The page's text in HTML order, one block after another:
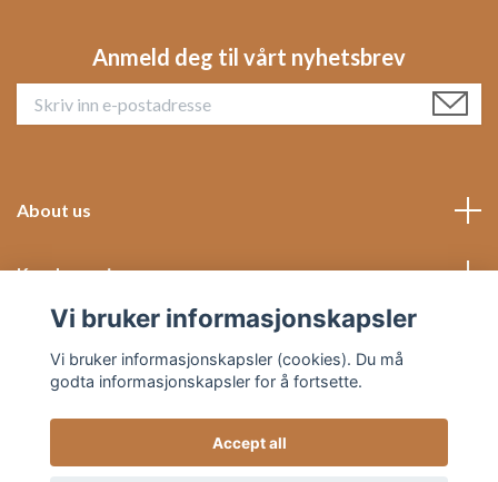
Anmeld deg til vårt nyhetsbrev
About us
Kundeservice
Vi bruker informasjonskapsler
Vi bruker informasjonskapsler (cookies). Du må
godta informasjonskapsler for å fortsette.
Accept all